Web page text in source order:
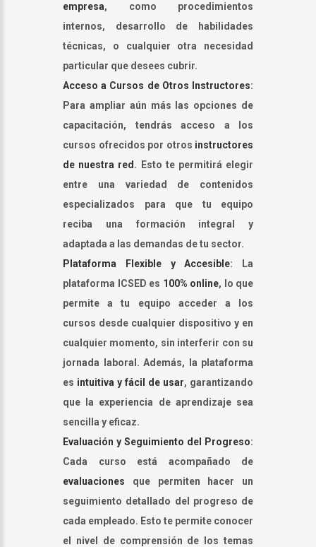
empresa, como procedimientos
internos, desarrollo de habilidades
técnicas, o cualquier otra necesidad
particular que desees cubrir.
Acceso a Cursos de Otros Instructores:
Para ampliar aún más las opciones de
capacitación, tendrás acceso a los
cursos ofrecidos por otros instructores
de nuestra red. Esto te permitirá elegir
entre una variedad de contenidos
especializados para que tu equipo
reciba una formación integral y
adaptada a las demandas de tu sector.
Plataforma Flexible y Accesible: La
plataforma ICSED es 100% online, lo que
permite a tu equipo acceder a los
cursos desde cualquier dispositivo y en
cualquier momento, sin interferir con su
jornada laboral. Además, la plataforma
es intuitiva y fácil de usar, garantizando
que la experiencia de aprendizaje sea
sencilla y eficaz.
Evaluación y Seguimiento del Progreso:
Cada curso está acompañado de
evaluaciones que permiten hacer un
seguimiento detallado del progreso de
cada empleado. Esto te permite conocer
el nivel de comprensión de los temas